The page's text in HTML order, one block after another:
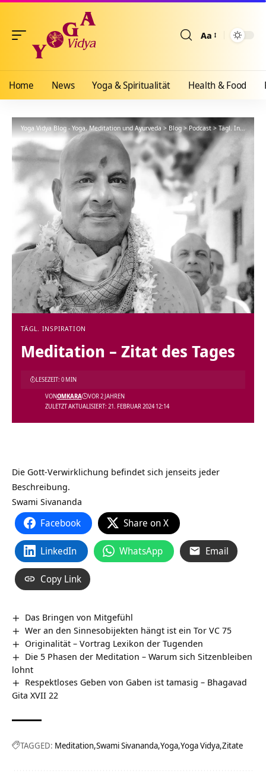
Aa
Home News Yoga & Spiritualität Health & Food
Yoga Vidya Blog - Yoga, Meditation und Ayurveda > Blog > Podcast>Tägl. Inspiration
TÄGL. INSPIRATION
Meditation – Zitat des Tages
ZULETZT AKTUALISIERT: 21. FEBRUAR 2024 12:14
VONOMKARA VOR 2 JAHREN
LESEZEIT: 0 MIN
Die Gott-Verwirklichung befindet sich jenseits jeder
Beschreibung.
Swami Sivananda
Facebook Share on X
LinkedIn WhatsApp Email
Copy Link
Das Bringen von Mitgefühl
Wer an den Sinnesobijekten hängt ist ein Tor VC 75
Originalität – Vortrag Lexikon der Tugenden
Die 5 Phasen der Meditation – Warum sich Sitzenbleiben
lohnt
Respektloses Geben von Gaben ist tamasig – Bhagavad
Gita XVII 22
TAGGED: Meditation Swami Sivananda Yoga Yoga Vidya Zitate